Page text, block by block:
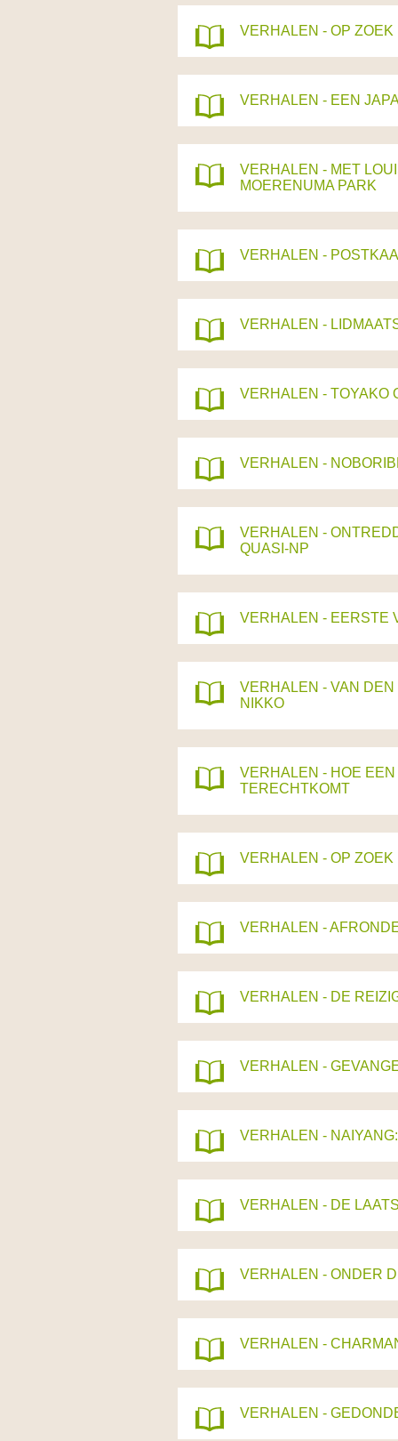
VERHALEN - OP
VERHALEN - EEN
VERHALEN - MET
MOERENUMA PARK
VERHALEN -
VERHALEN -
VERHALEN - TOYAKO
VERHALEN -
VERHALEN -
QUASI-NP
VERHALEN - EERSTE
VERHALEN - VAN
NIKKO
VERHALEN - HOE
TERECHTKOMT
VERHALEN - OP ZOEK
VERHALEN -
VERHALEN - DE
VERHALEN -
VERHALEN -
VERHALEN - DE
VERHALEN - ONDER
VERHALEN -
VERHALEN -